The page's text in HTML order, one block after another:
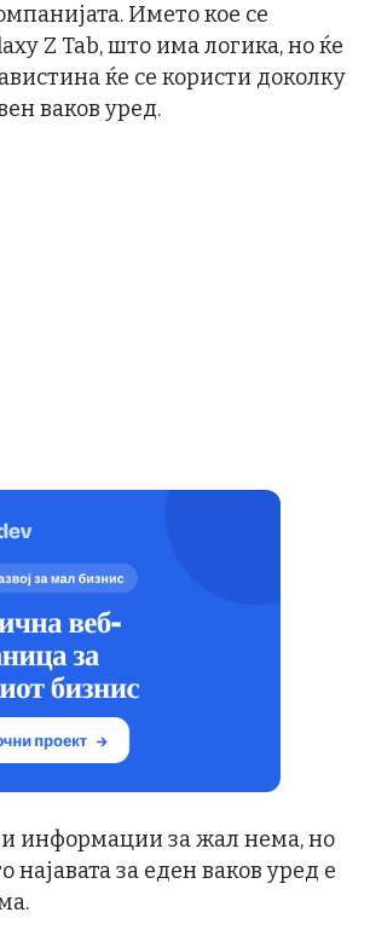
Името кое се
Z Tab, што има логика, но ќе
ќе се користи доколку
ваков уред.
информации за жал нема, но
најавата за еден ваков уред е